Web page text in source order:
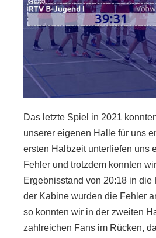
Das letzte Spiel in 2021
unserer eigenen Halle für uns
ersten Halbzeit unterliefen uns
Fehler und trotzdem konnten
Ergebnisstand von 20:18 in die
der Kabine wurden die Fehler
so konnten wir in der zweiten
zahlreichen Fans im Rücken,